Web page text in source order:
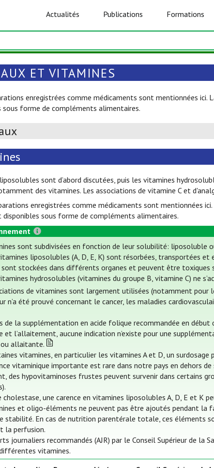
Actualités Publications Formations
ET VITAMINES
enregistrées comme médicaments sont mentionnées ici.
sous forme de compléments alimentaires.
sont d’abord discutées, puis les vitamines
des vitamines. Les associations de vitamine C et
enregistrées comme médicaments sont mentionnées
sous forme de compléments alimentaires.
sont subdivisées en fonction de leur solubilité: liposoluble
liposolubles (A, D, E, K) sont résorbées, transportées
stockées dans différents organes et peuvent être toxiques
hydrosolubles (vitamines du groupe B, vitamine C) ne
de vitamines sont largement utilisées (notamment pour
n’a été prouvé concernant le cancer, les maladies
de la supplémentation en acide folique recommandée en
et l’allaitement, aucune indication n’existe pour une
allaitante.
vitamines, en particulier les vitamines A et D, un
vitaminique importante est rare dans notre pays en dehors
des hypovitaminoses frustes peuvent survenir dans certains
cholestase, une carence en vitamines liposolubles A, D, E et K
et oligo-éléments ne peuvent pas être ajoutés pendant la
stabilité. En cas de nutrition parentérale totale, ces éléments
la perfusion.
journaliers recommandés (AJR) par le Conseil Supérieur de la
vitamines.